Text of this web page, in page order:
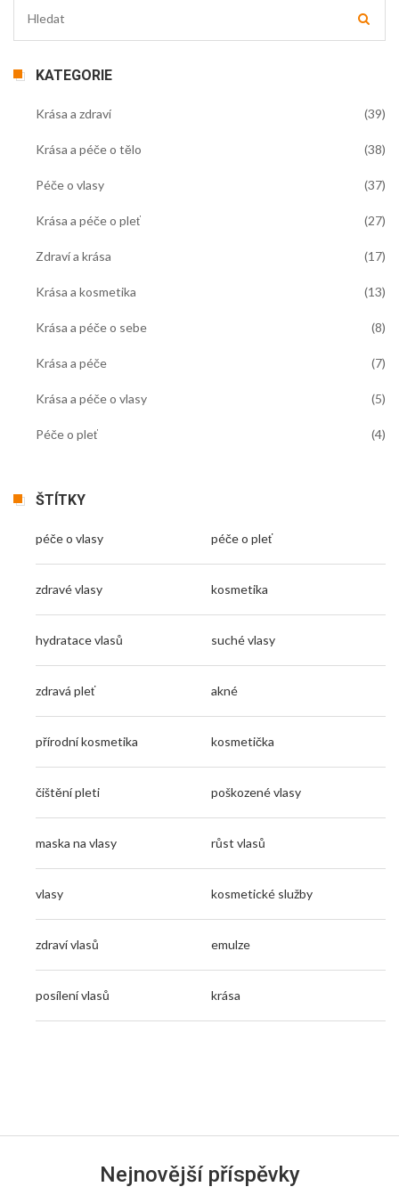
KATEGORIE
Krása a zdraví (39)
Krása a péče o tělo (38)
Péče o vlasy (37)
Krása a péče o pleť (27)
Zdraví a krása (17)
Krása a kosmetika (13)
Krása a péče o sebe (8)
Krása a péče (7)
Krása a péče o vlasy (5)
Péče o pleť (4)
ŠTÍTKY
péče o vlasy péče o pleť
zdravé vlasy kosmetika
hydratace vlasů suché vlasy
zdravá pleť akné
přírodní kosmetika kosmetička
čištění pleti poškozené vlasy
maska na vlasy růst vlasů
vlasy kosmetické služby
zdraví vlasů emulze
posílení vlasů krása
Nejnovější příspěvky